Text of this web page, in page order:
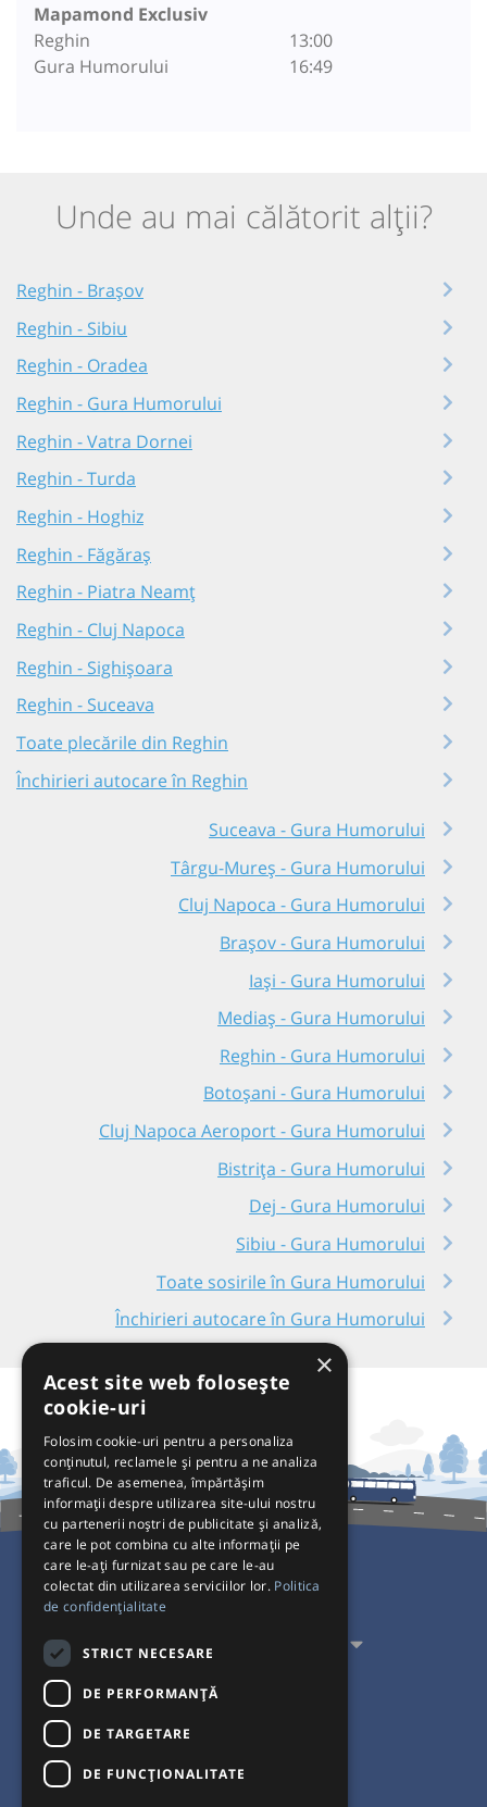
Mapamond Exclusiv
Reghin
Gura Humorului
13:00
16:49
Unde au mai călătorit alții?
Reghin - Brașov
Reghin - Sibiu
Reghin - Oradea
Reghin - Gura Humorului
Reghin - Vatra Dornei
Reghin - Turda
Reghin - Hoghiz
Reghin - Făgăraș
Reghin - Piatra Neamț
Reghin - Cluj Napoca
Reghin - Sighișoara
Reghin - Suceava
Toate plecările din Reghin
Închirieri autocare în Reghin
Suceava - Gura Humorului
Târgu-Mureș - Gura Humorului
Cluj Napoca - Gura Humorului
Brașov - Gura Humorului
Iași - Gura Humorului
Mediaș - Gura Humorului
Reghin - Gura Humorului
Botoșani - Gura Humorului
Cluj Napoca Aeroport - Gura Humorului
Bistrița - Gura Humorului
Dej - Gura Humorului
Sibiu - Gura Humorului
Toate sosirile în Gura Humorului
Închirieri autocare în Gura Humorului
Pentru Călători
Pentru Transportatori
Interacționăm
Acceptăm plăți cu
×
Acest site web folosește
cookie-uri
Folosim cookie-uri pentru a personaliza
conținutul, reclamele și pentru a ne analiza
traficul. De asemenea, împărtășim
informații despre utilizarea site-ului nostru
cu partenerii noștri de publicitate și analiză,
care le pot combina cu alte informații pe
care le-ați furnizat sau pe care le-au
colectat din utilizarea serviciilor lor. Politica
de confidențialitate
STRICT NECESARE
DE PERFORMANȚĂ
DE TARGETARE
DE FUNCŢIONALITATE